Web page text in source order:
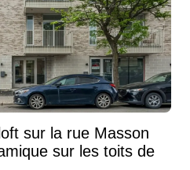
sur la rue Masson
sur les toits de